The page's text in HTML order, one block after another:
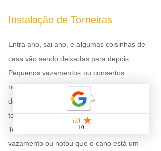
Instalação de Torneiras
Entra ano, sai ano, e algumas coisinhas de
casa vão sendo deixadas para depois.
Pequenos vazamentos ou consertos
necessários podem se tornar uma grande
dor de cabeça quando não resolvidos em
tempo hábil.
Torneiras são assim. Percebeu um
vazamento ou notou que o cano está um